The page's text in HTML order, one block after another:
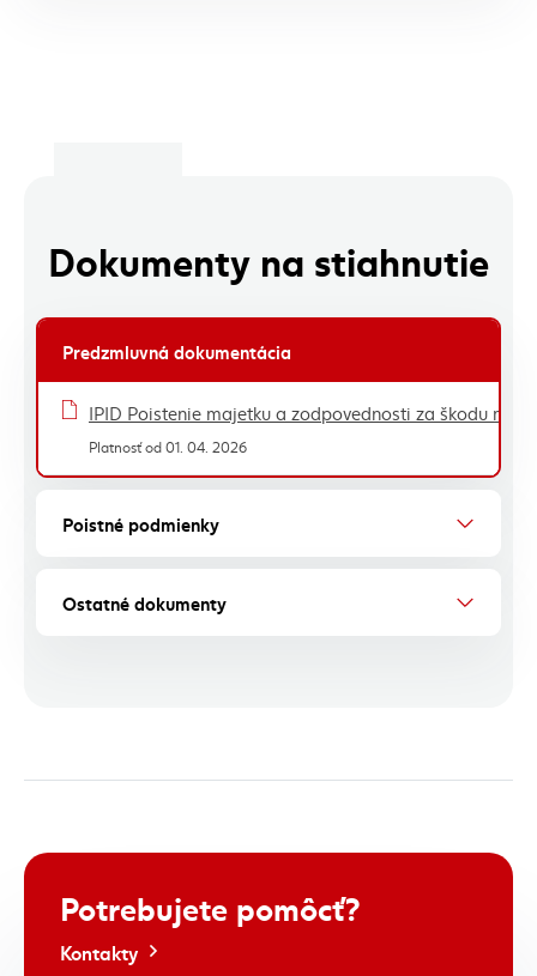
Dokumenty na stiahnutie
Predzmluvná dokumentácia
Zoznam dokumentov - tabuľka
IPID Poistenie majetku a zodpovednosti za škodu
Platnosť od 01. 04. 2026
Poistné podmienky
Ostatné dokumenty
Potrebujete pomôcť?
Kontakty